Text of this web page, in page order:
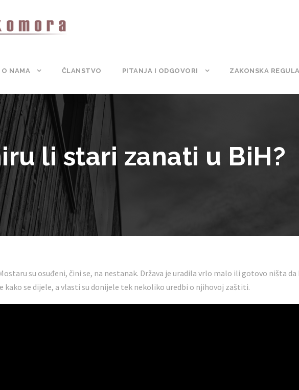
O NAMA ČLANSTVO PITANJA I ODGOVORI ZAKONSKA
li stari zanati u BiH?
su osuđeni, čini se, na nestanak. Država je uradila vrlo malo ili gotovo ništa da
kako se dijele, a vlasti su donijele tek nekoliko uredbi o njihovoj zaštiti.